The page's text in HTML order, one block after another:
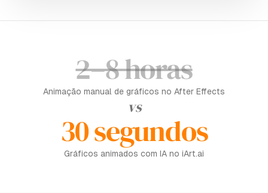
2–8 horas
Animação manual de gráficos no After Effects
vs
30 segundos
Gráficos animados com IA no iArt.ai